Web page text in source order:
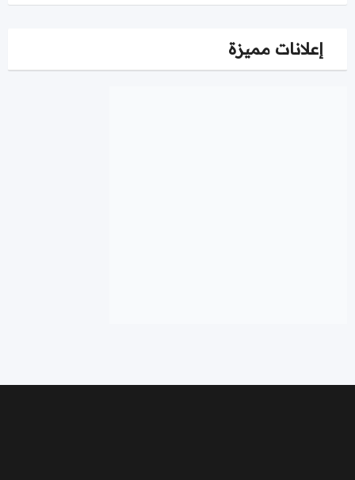
إعلانات مميزة